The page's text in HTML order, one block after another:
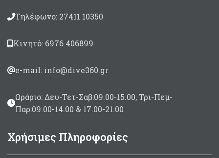
Τηλέφωνο: 27411 10350
Κινητό: 6976 406899
e-mail: info@dive360.gr
Ωράριο: Δευ-Τετ-Σαβ:09.00-15.00, Τρι-Πεμ-
Παρ:09.00-14.00 & 17.00-21.00
Χρήσιμες Πληροφορίες